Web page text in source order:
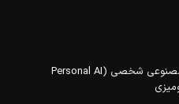
• نوع محصول: ابرکامپیوتر هوش مصنوعی شخصی (Personal AI